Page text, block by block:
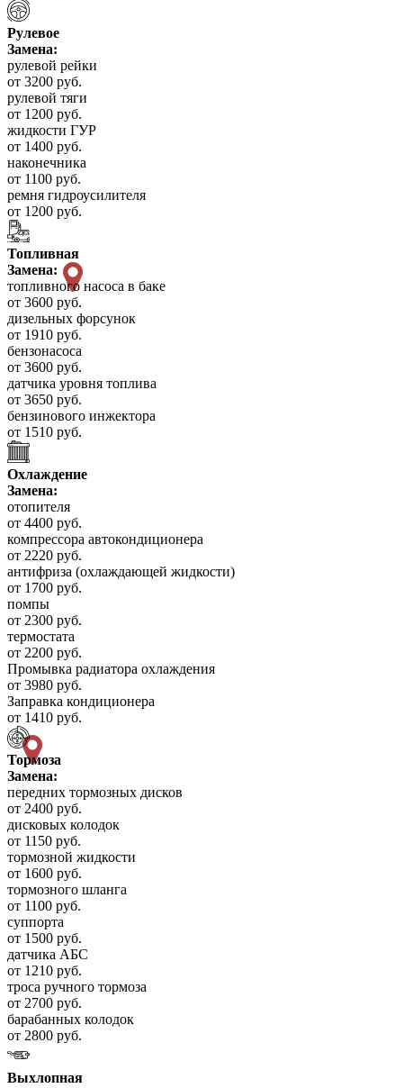
Рулевое
Замена:
рулевой рейки
от 3200 руб.
рулевой тяги
от 1200 руб.
жидкости ГУР
от 1400 руб.
наконечника
от 1100 руб.
ремня гидроусилителя
от 1200 руб.
Топливная
Замена:
топливного насоса в баке
от 3600 руб.
дизельных форсунок
от 1910 руб.
бензонасоса
от 3600 руб.
датчика уровня топлива
от 3650 руб.
бензинового инжектора
от 1510 руб.
Охлаждение
Замена:
отопителя
от 4400 руб.
компрессора автокондиционера
от 2220 руб.
антифриза (охлаждающей жидкости)
от 1700 руб.
помпы
от 2300 руб.
термостата
от 2200 руб.
Промывка радиатора охлаждения
от 3980 руб.
Заправка кондиционера
от 1410 руб.
Тормоза
Замена:
передних тормозных дисков
от 2400 руб.
дисковых колодок
от 1150 руб.
тормозной жидкости
от 1600 руб.
тормозного шланга
от 1100 руб.
суппорта
от 1500 руб.
датчика АБС
от 1210 руб.
троса ручного тормоза
от 2700 руб.
барабанных колодок
от 2800 руб.
Выхлопная